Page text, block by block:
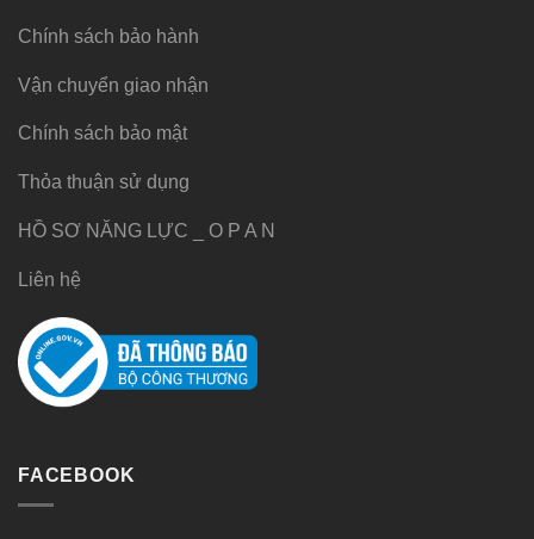
Chính sách bảo hành
Vận chuyển giao nhận
Chính sách bảo mật
Thỏa thuận sử dụng
HỒ SƠ NĂNG LỰC _ O P A N
Liên hệ
FACEBOOK